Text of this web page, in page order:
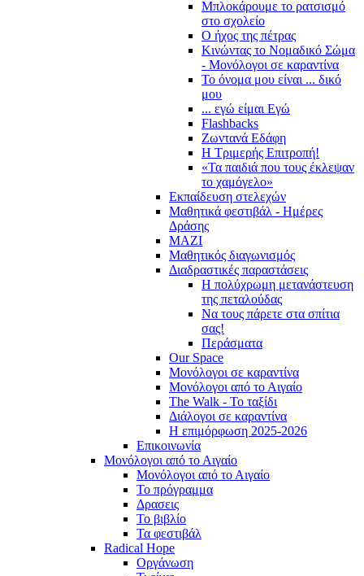
Μπλοκάρουμε το ρατσισμό
στο σχολείο
Ο ήχος της πέτρας
Κινώντας το Νομαδικό Σώμα
- Μονόλογοι σε καραντίνα
Το όνομα μου είναι ... δικό
μου
... εγώ είμαι Εγώ
Flashbacks
Ζωντανά Εδάφη
Η Τριμερής Επιτροπή!
«Τα παιδιά που τους έκλεψαν
το χαμόγελο»
Εκπαίδευση στελεχών
Μαθητικά φεστιβάλ - Ημέρες
Δράσης
ΜΑΖΙ
Μαθητικός διαγωνισμός
Διαδραστικές παραστάσεις
Η πολύχρωμη μετανάστευση
της πεταλούδας
Να τους πάρετε στα σπίτια
σας!
Περάσματα
Our Space
Μονόλογοι σε καραντίνα
Μονόλογοι από το Αιγαίο
The Walk - Το ταξίδι
Διάλογοι σε καραντίνα
Η επιμόρφωση 2025-2026
Επικοινωνία
Μονόλογοι από το Αιγαίο
Μονόλογοι από το Αιγαίο
Το πρόγραμμα
Δρασεις
Το βιβλίο
Τα φεστιβάλ
Radical Hope
Οργάνωση